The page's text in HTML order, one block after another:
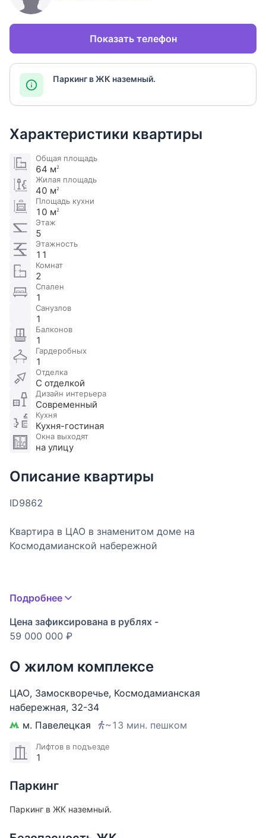
Показать телефон
Паркинг в ЖК наземный.
Характеристики квартиры
Общая площадь
64 м2
Жилая площадь
40 м2
Площадь кухни
10 м2
Этаж
5
Этажность
11
Комнат
2
Спален
1
Санузлов
1
Балконов
1
Гардеробных
1
Отделка
С отделкой
Дизайн интерьера
Современный
Кухня
Кухня-гостиная
Окна выходят
на улицу
Описание квартиры
ID9862
Квартира в ЦАО в знаменитом доме на
Космодамианской набережной
Квартира в фасадной сталинке продается с новым
дизайнерским ремонтом по проекту
дизайнерского бюро, мебелью и техникой
64 кв.м просторная продуманная планировка,
много мест хранения
2 комнаты: большая кухня-гостиная, спальня с
большой выделенной гардеробной зоной с
отдельно стоящим островом
Большой с/у с ванной и душевой
Балкон и все окна выходят на сторону набережной
Подробнее
Цена зафиксирована в рублях -
59 000 000 ₽
О жилом комплексе
ЦАО, Замоскворечье, Космодамианская
набережная, 32-34
м. Павелецкая
~13 мин. пешком
Лифтов в подъезде
1
Паркинг
Паркинг в ЖК наземный.